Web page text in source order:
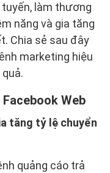
làm thương
năng và gia tăng
Chia sẻ sau đây
marketing hiệu
Web
tăng tỷ lệ chuyển
quảng cáo trả